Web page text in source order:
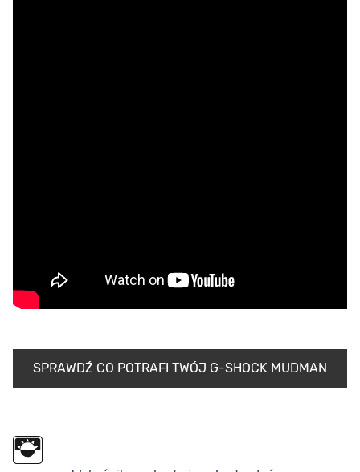
SPRAWDŹ CO POTRAFI TWÓJ G-SHOCK MUDMAN